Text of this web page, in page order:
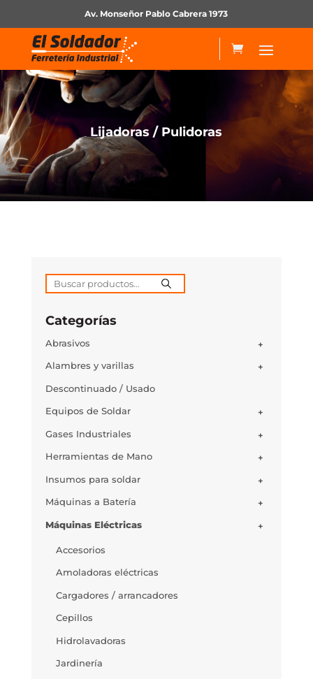
Av. Monseñor Pablo Cabrera 1973
Lijadoras / Pulidoras
Buscar
Categorías
+
Abrasivos
+
Alambres y varillas
Descontinuado / Usado
+
Equipos de Soldar
+
Gases Industriales
+
Herramientas de Mano
+
Insumos para soldar
+
Máquinas a Batería
+
Máquinas Eléctricas
Accesorios
Amoladoras eléctricas
Cargadores / arrancadores
Cepillos
Hidrolavadoras
Jardinería